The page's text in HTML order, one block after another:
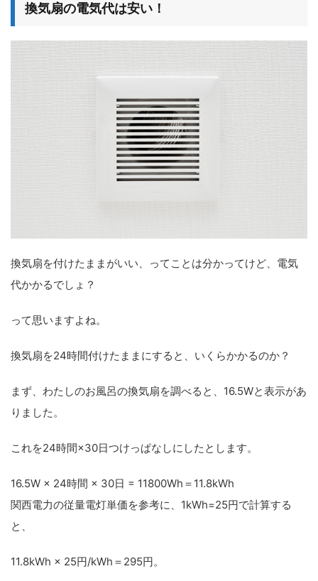
換気扇の電気代は安い！
換気扇を付けたままがいい、ってことは分かってけど、電気
代かかるでしょ？
って思いますよね。
換気扇を24時間付けたままにすると、いくらかかるのか？
まず、わたしのお風呂の換気扇を調べると、16.5Wと表示があ
りました。
これを24時間×30日つけっぱなしにしたとします。
16.5W × 24時間 × 30日 = 11800Wh＝11.8kWh
関西電力の従量電灯単価を参考に、1kWh=25円で計算する
と、
11.8kWh × 25円/kWh＝295円。